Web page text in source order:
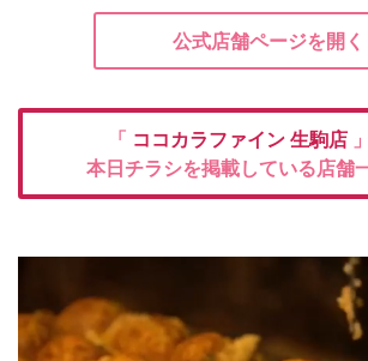
公式店舗ページを開く
「 ココカラファイン 生駒店
本日チラシを掲載している店舗